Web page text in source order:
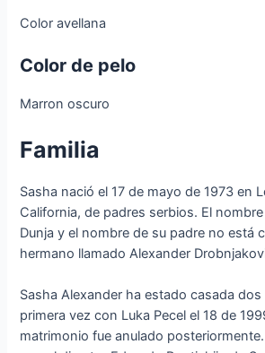
Color avellana
Color de pelo
Marron oscuro
Familia
Sasha nació el 17 de mayo de 1973 en
California, de padres serbios. El
Dunja y el nombre de su padre no está
hermano llamado Alexander
Sasha Alexander ha estado casada
primera vez con Luka Pecel el 18 de
matrimonio fue anulado